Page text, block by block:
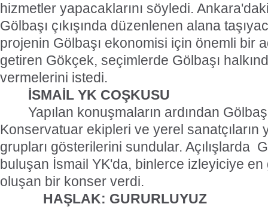
hizmetler yapacaklarını söyledi.
Gölbaşı çıkışında düzenlenen alana
projenin Gölbaşı ekonomisi için önemli bir
getiren Gökçek, seçimlerde Gölbaşı
vermelerini istedi.
İSMAİL YK COŞKUSU
Yapılan konuşmaların ardından
Konservatuar ekipleri ve yerel sanatçıların
grupları gösterilerini sundular. Açılışlarda
buluşan İsmail YK'da, binlerce izleyiciye en
oluşan bir konser verdi.
HAŞLAK: GURURLUYUZ